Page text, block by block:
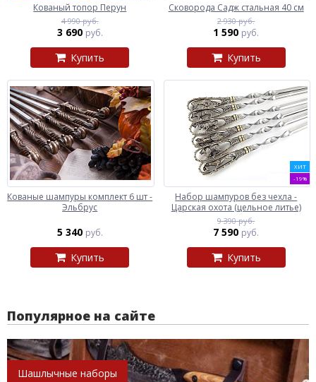
Кованый топор Перун
4 990 руб.
3 690 руб.
Купить
Сковорода Садж стальная 40 см
2 930 руб.
1 590 руб.
Купить
Кованые шампуры комплект 6 шт -
Эльбрус
5 340 руб.
Купить
ХИТ
-19%
Набор шампуров без чехла -
Царская охота (цельное литье)
9 390 руб.
7 590 руб.
Купить
Популярное на сайте
Шашлычные наборы